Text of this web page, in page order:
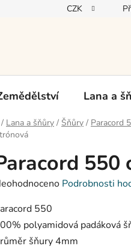
CZK
Lana a
Domů
/ Lana a šňůry / Šňůry / Paracord
550
Podrobnosti
550
polyamidová padáková
šňury 4mm